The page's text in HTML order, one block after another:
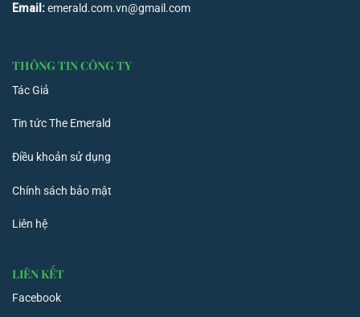
Email:emerald.com.vn@gmail.com
THÔNG TIN CÔNG TY
Tác Giả
Tin tức The Emerald
Điều khoản sử dụng
Chính sách bảo mật
Liên hệ
LIÊN KẾT
Facebook